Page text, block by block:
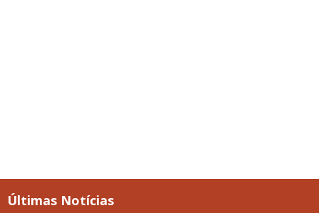
Últimas Notícias